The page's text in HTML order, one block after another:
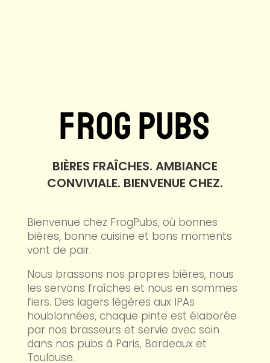
FROG PUBS
BIÈRES FRAÎCHES. AMBIANCE
CONVIVIALE. BIENVENUE CHEZ.
Bienvenue chez FrogPubs, où bonnes
bières, bonne cuisine et bons moments
vont de pair.
Nous brassons nos propres bières, nous
les servons fraîches et nous en sommes
fiers. Des lagers légères aux IPAs
houblonnées, chaque pinte est élaborée
par nos brasseurs et servie avec soin
dans nos pubs à Paris, Bordeaux et
Toulouse.